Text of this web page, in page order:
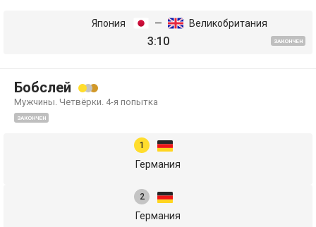
Япония — Великобритания
3:10 ЗАКОНЧЕН
Бобслей
Мужчины. Четвёрки. 4-я попытка
ЗАКОНЧЕН
Германия
Германия